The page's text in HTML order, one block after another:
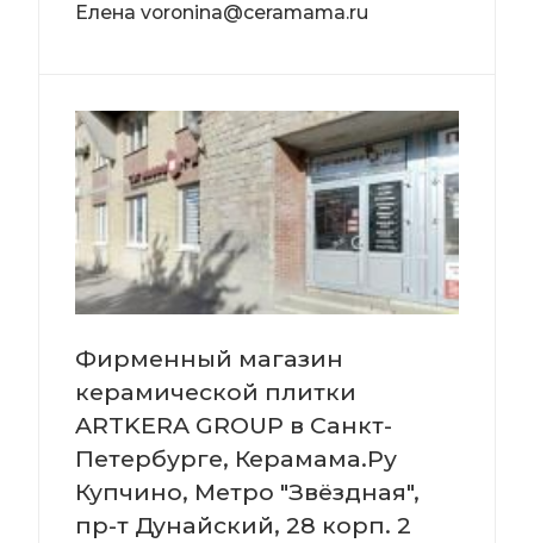
Елена voronina@ceramama.ru
Фирменный магазин
керамической плитки
ARTKERA GROUP в Санкт-
Петербурге, Керамама.Ру
Купчино, Метро "Звёздная",
пр-т Дунайский, 28 корп. 2